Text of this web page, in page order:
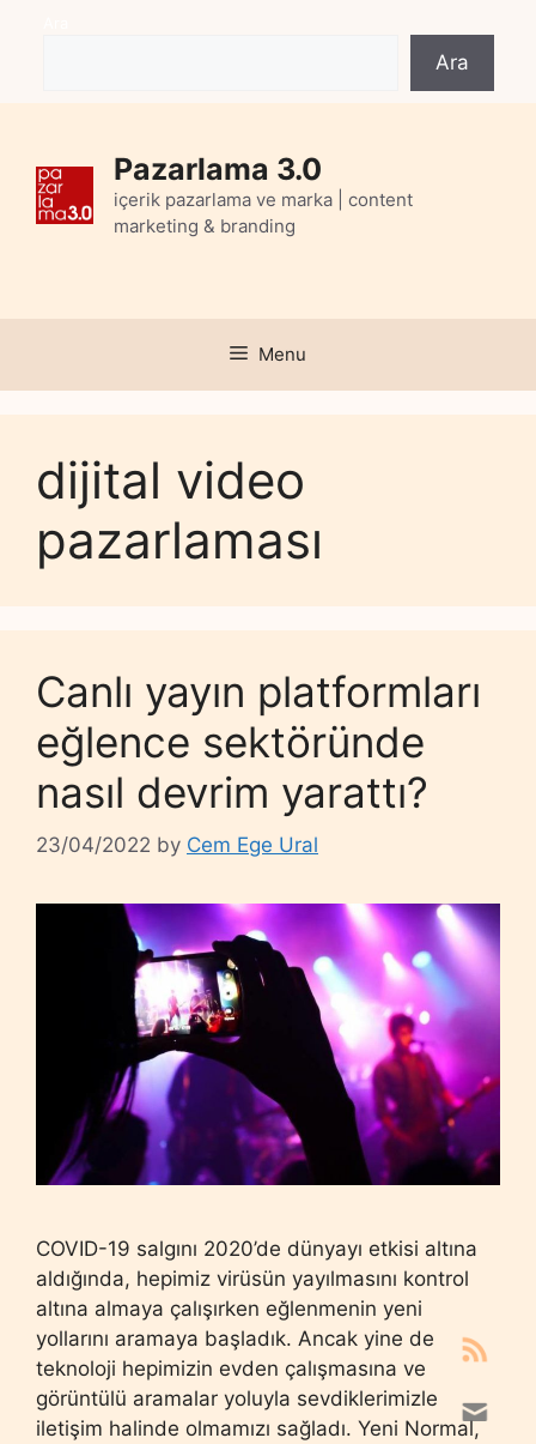
Ara
Pazarlama 3.0
içerik pazarlama ve marka | content
marketing & branding
Menu
dijital video
pazarlaması
Canlı yayın platformları
eğlence sektöründe
nasıl devrim yarattı?
23/04/2022 by Cem Ege Ural
COVID-19 salgını 2020’de dünyayı etkisi altına
aldığında, hepimiz virüsün yayılmasını kontrol
altına almaya çalışırken eğlenmenin yeni
yollarını aramaya başladık. Ancak yine de
teknoloji hepimizin evden çalışmasına ve
görüntülü aramalar yoluyla sevdiklerimizle
iletişim halinde olmamızı sağladı. Yeni Normal,